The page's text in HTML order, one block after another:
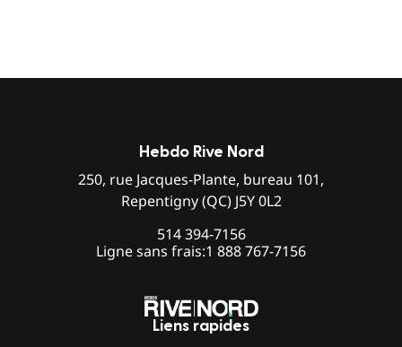
Hebdo Rive Nord
250, rue Jacques-Plante, bureau 101,
Repentigny (QC) J5Y 0L2
514 394-7156
Ligne sans frais:1 888 767-7156
Liens rapides